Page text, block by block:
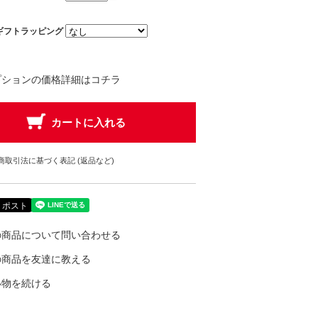
フトラッピング
ョンの価格詳細はコチラ
取引法に基づく表記 (返品など)
品について問い合わせる
品を友達に教える
を続ける